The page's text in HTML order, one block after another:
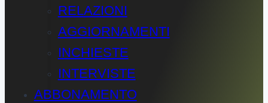
RELAZIONI
AGGIORNAMENTI
INCHIESTE
INTERVISTE
ABBONAMENTO